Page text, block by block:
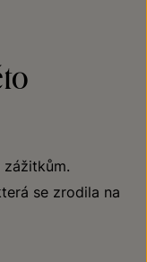
zážitkům.
se zrodila na